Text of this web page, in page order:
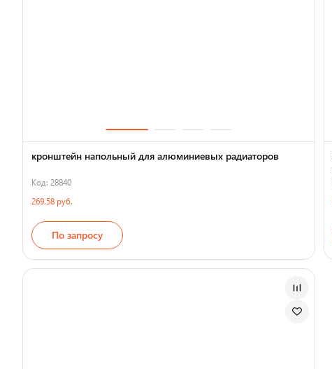
кронштейн напольный для алюминиевых радиаторов
Код: 28840
269.58 руб.
По запросу